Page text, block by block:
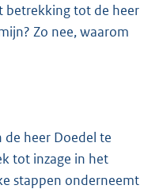
betrekking tot de heer
Zo nee, waarom
de heer Doedel te
tot inzage in het
stappen onderneemt